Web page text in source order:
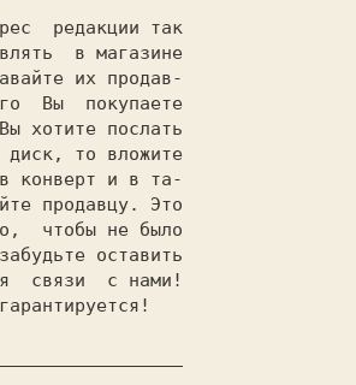
их продав-
Вы  покупаете
хотите послать
то вложите
конверт и в та-
продавцу. Это
чтобы не было
оставить
связи  с нами!